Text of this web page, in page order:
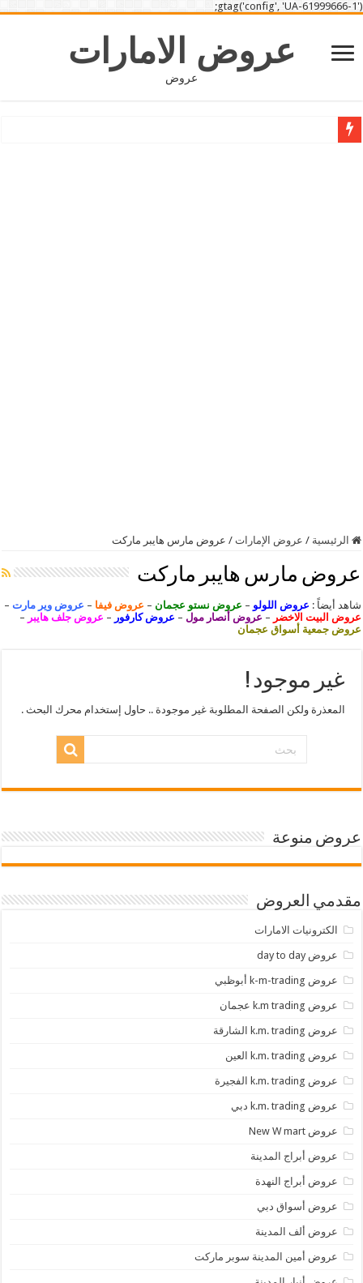
gtag('config', 'UA-61999666-1');
عروض الامارات
عروض
الرئيسية / عروض الإمارات / عروض مارس هايبر ماركت
عروض مارس هايبر ماركت
شاهد أيضاً : عروض اللولو – عروض نستو عجمان – عروض فيفا – عروض وير مارت –
عروض البيت الاخضر – عروض أنصار مول – عروض كارفور – عروض جلف هايبر –
عروض جمعية أسواق عجمان
غير موجود !
المعذرة ولكن الصفحة المطلوبة غير موجودة .. حاول إستخدام محرك البحث .
عروض منوعة
مقدمي العروض
الكترونيات الامارات
عروض day to day
عروض k-m-trading أبوظبي
عروض k.m trading عجمان
عروض k.m. trading الشارقة
عروض k.m. trading العين
عروض k.m. trading الفجيرة
عروض k.m. trading دبي
عروض New W mart
عروض أبراج المدينة
عروض أبراج النهدة
عروض أسواق دبي
عروض ألف المدينة
عروض أمين المدينة سوبر ماركت